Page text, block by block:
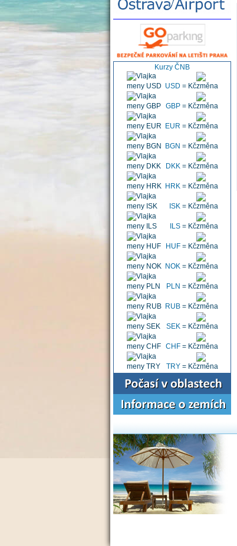
Kurzy ČNB
USD = Kč
GBP= Kč
EUR = Kč
BGN = Kč
DKK= Kč
HRK= Kč
ISK= Kč
ILS= Kč
HUF= Kč
NOK= Kč
PLN = Kč
RUB= Kč
SEK= Kč
CHF= Kč
TRY= Kč